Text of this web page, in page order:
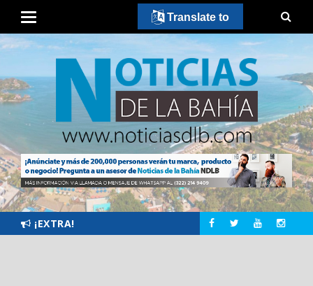
¡EXTRA!
Translate to